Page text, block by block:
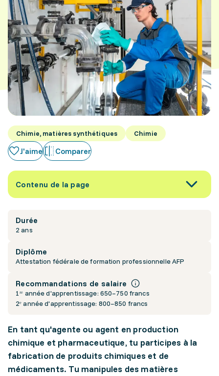
Chimie, matières synthétiques Chimie
J'aime Comparer
Contenu de la page
Durée
2 ans
Diplôme
Attestation fédérale de formation professionnelle AFP
Recommandations de salaire
1ʳᵉ année d'apprentissage: 650–750 francs
2ᵉ année d'apprentissage: 800–850 francs
En tant qu'agente ou agent en production
chimique et pharmaceutique, tu participes à la
fabrication de produits chimiques et de
médicaments. Tu manipules des matières